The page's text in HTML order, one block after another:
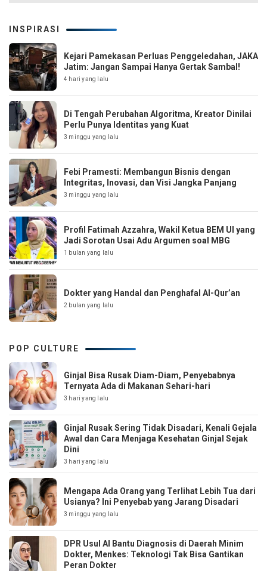
INSPIRASI
Kejari Pamekasan Perluas Penggeledahan, JAKA
Jatim: Jangan Sampai Hanya Gertak Sambal!
4 hari yang lalu
Di Tengah Perubahan Algoritma, Kreator Dinilai
Perlu Punya Identitas yang Kuat
3 minggu yang lalu
Febi Pramesti: Membangun Bisnis dengan
Integritas, Inovasi, dan Visi Jangka Panjang
3 minggu yang lalu
Profil Fatimah Azzahra, Wakil Ketua BEM UI yang
Jadi Sorotan Usai Adu Argumen soal MBG
1 bulan yang lalu
Dokter yang Handal dan Penghafal Al-Qur’an
2 bulan yang lalu
POP CULTURE
Ginjal Bisa Rusak Diam-Diam, Penyebabnya
Ternyata Ada di Makanan Sehari-hari
3 hari yang lalu
Ginjal Rusak Sering Tidak Disadari, Kenali Gejala
Awal dan Cara Menjaga Kesehatan Ginjal Sejak
Dini
3 hari yang lalu
Mengapa Ada Orang yang Terlihat Lebih Tua dari
Usianya? Ini Penyebab yang Jarang Disadari
3 minggu yang lalu
DPR Usul AI Bantu Diagnosis di Daerah Minim
Dokter, Menkes: Teknologi Tak Bisa Gantikan
Peran Dokter